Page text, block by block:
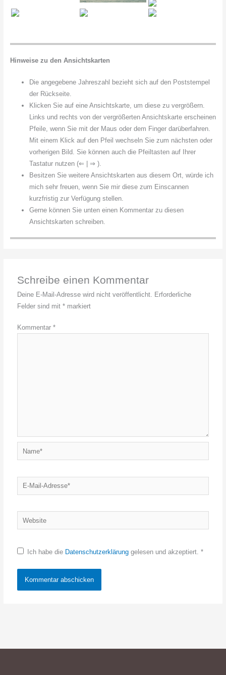
Hinweise zu den Ansichtskarten
Die angegebene Jahreszahl bezieht sich auf den Poststempel
der Rückseite.
Klicken Sie auf eine Ansichtskarte, um diese zu vergrößern.
Links und rechts von der vergrößerten Ansichtskarte erscheinen
Pfeile, wenn Sie mit der Maus oder dem Finger darüberfahren.
Mit einem Klick auf den Pfeil wechseln Sie zum nächsten oder
vorherigen Bild. Sie können auch die Pfeiltasten auf Ihrer
Tastatur nutzen (⇐ | ⇒ ).
Besitzen Sie weitere Ansichtskarten aus diesem Ort, würde ich
mich sehr freuen, wenn Sie mir diese zum Einscannen
kurzfristig zur Verfügung stellen.
Gerne können Sie unten einen Kommentar zu diesen
Ansichtskarten schreiben.
Schreibe einen Kommentar
Deine E-Mail-Adresse wird nicht veröffentlicht. Erforderliche
Felder sind mit* markiert
Kommentar*
Name*
E-
Mail-
Website
Ich habe die Datenschutzerklärunggelesen und akzeptiert. *